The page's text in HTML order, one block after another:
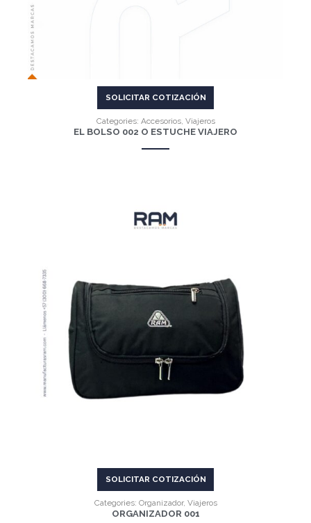
SOLICITAR COTIZACIÓN
Categories: Accesorios, Viajeros
EL BOLSO 002 O ESTUCHE VIAJERO
SOLICITAR COTIZACIÓN
Categories: Organizador, Viajeros
ORGANIZADOR 001